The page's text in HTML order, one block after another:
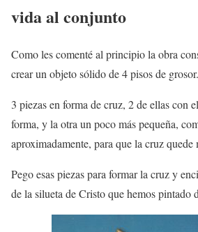
vida al conjunto
Como les comenté al principio la obra
crear un objeto sólido de 4 pisos de grosor.
3 piezas en forma de cruz, 2 de ellas con
forma, y la otra un poco más pequeña,
aproximadamente, para que la cruz quede
Pego esas piezas para formar la cruz y
de la silueta de Cristo que hemos pintado